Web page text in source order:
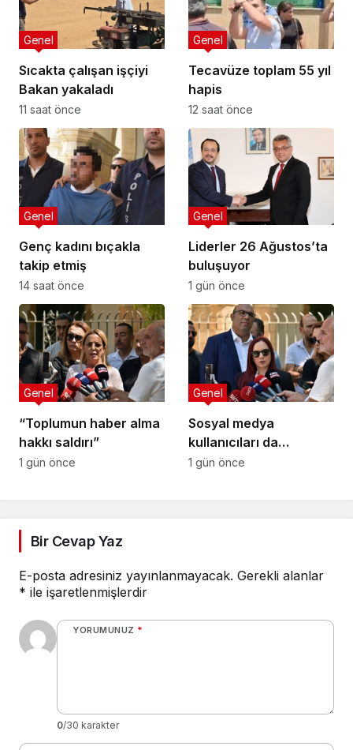
Sıcakta çalışan işçiyi
Bakan yakaladı
Genel
11 saat önce
Tecavüze toplam 55 yıl
hapis
Genel
12 saat önce
Genç kadını bıçakla
takip etmiş
Genel
14 saat önce
Liderler 26 Ağustos’ta
buluşuyor
Genel
1 gün önce
“Toplumun haber alma
hakkı saldırı”
Genel
1 gün önce
Sosyal medya
kullanıcıları da
tehlikede
Genel
1 gün önce
Bir Cevap Yaz
E-posta adresiniz yayınlanmayacak. Gerekli alanlar
* ile işaretlenmişlerdir
YORUMUNUZ *
0/30 karakter